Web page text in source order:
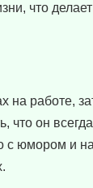
что
на работе,
он
с юмором и